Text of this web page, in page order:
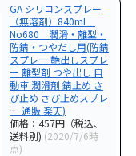
GA シリコンスプレー
（無溶剤）840ml
No680 潤滑・離型・
防錆・つやだし用(防錆
スプレー 艶出しスプレ
ー 離型剤 つや出し 自
動車 潤滑剤 錆止め さ
び止め さび止めスプレ
ー 通販 楽天)
価格：457円（税込、
送料別) (2020/7/6時
点)